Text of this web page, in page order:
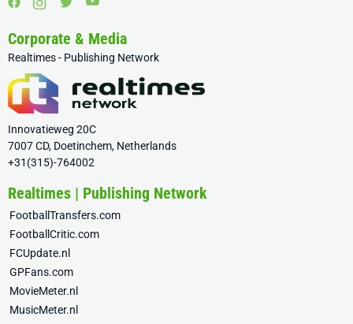
Corporate & Media
Realtimes - Publishing Network
Innovatieweg 20C
7007 CD, Doetinchem, Netherlands
+31(315)-764002
Realtimes | Publishing Network
FootballTransfers.com
FootballCritic.com
FCUpdate.nl
GPFans.com
MovieMeter.nl
MusicMeter.nl